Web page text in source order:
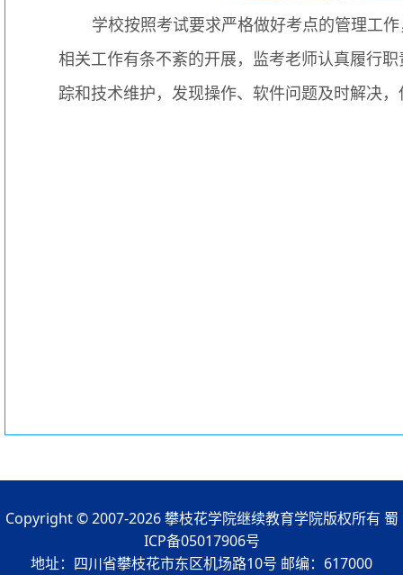
学校按照考试要求严格做好考点的管理工
相关工作有条不紊的开展，监考老师认真履行
踪和技术维护，发现操作、软件问题及时解决
Copyright © 2007-2026 攀枝花学院继续教育学院版权所有 蜀
ICP备05017906号
地址：四川省攀枝花市东区机场路10号 邮编：617000